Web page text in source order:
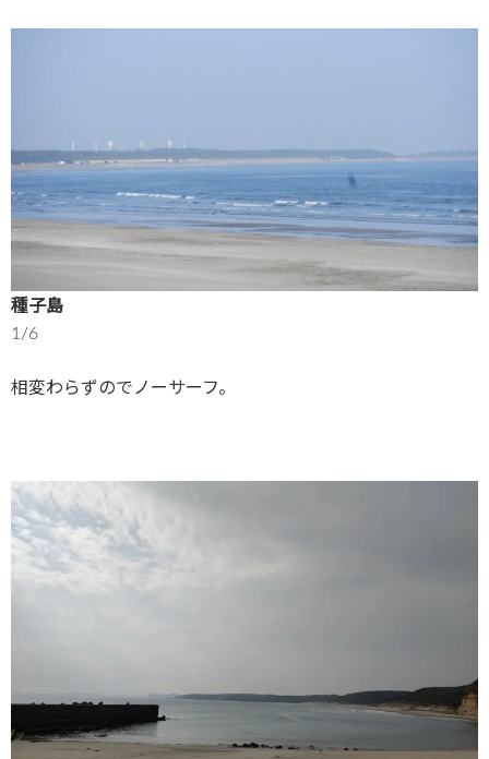
種子島
1/6
相変わらずのでノーサーフ。